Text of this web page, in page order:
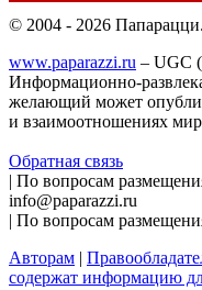
© 2004 - 2026
www.paparazzi.ru – UGC
Информационно-
желающий может
и взаимоотношениях
Обратная связь
| По вопросам
info@paparazzi.ru
| По вопросам
Авторам |
содержат информацию